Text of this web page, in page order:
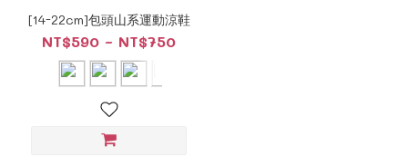
[14-22cm]包頭山系運動涼鞋
NT$590 ~ NT$750